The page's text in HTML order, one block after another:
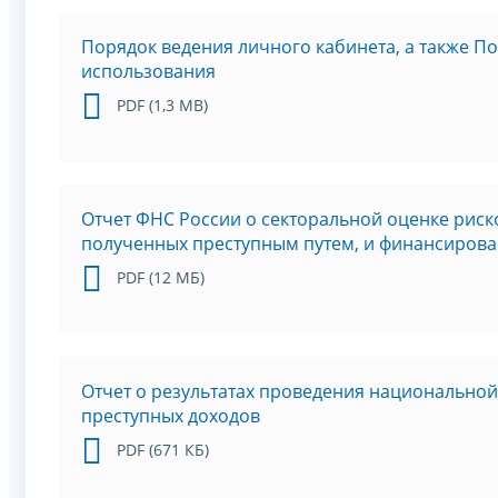
Порядок ведения личного кабинета, а также
использования
PDF (1,3 MB)
Отчет ФНС России о секторальной оценке
полученных преступным путем, и
PDF (12 МБ)
Отчет о результатах проведения
преступных доходов
PDF (671 КБ)